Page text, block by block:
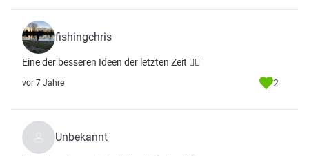
fishingchris
Eine der besseren Ideen der letzten Zeit 👌🏻
vor 7 Jahre 2
Unbekannt